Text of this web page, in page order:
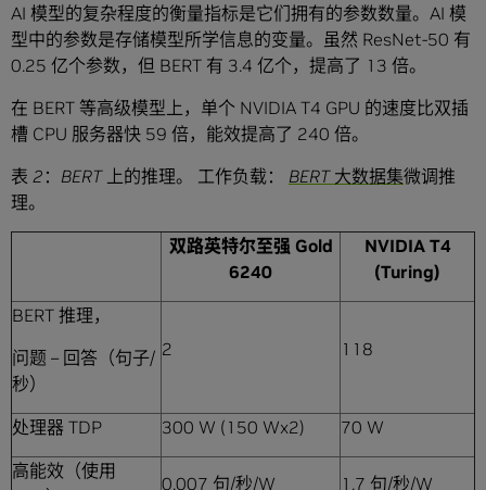
AI 模型的复杂程度的衡量指标是它们拥有的参数数量。AI 模
型中的参数是存储模型所学信息的变量。虽然 ResNet-50 有
0.25 亿个参数，但 BERT 有 3.4 亿个，提高了 13 倍。
在 BERT 等高级模型上，单个 NVIDIA T4 GPU 的速度比双插
槽 CPU 服务器快 59 倍，能效提高了 240 倍。
表 2 ： BERT 上的推理。 工作负载： BERT 大数据集微调推
理。
双路英特尔至强 Gold
6240
NVIDIA T4
(Turing)
BERT 推理，
问题 – 回答（句子/
秒）
2 118
处理器 TDP 300 W (150 Wx2)
70 W
高能效（使用
0.007 句/秒/W 1.7 句/秒/W